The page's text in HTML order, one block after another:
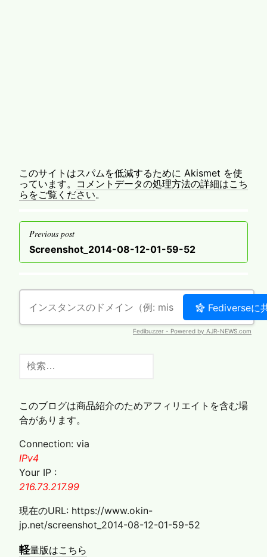
このサイトはスパムを低減するために Akismet を使
っています。 コメントデータの処理方法の詳細はこち
らをご覧ください。
投
稿
ナ
ゲ
ー
シ
ン
Previous post
Previous
Screenshot_2014-08-12-01-59-52
索:
このブログは商品紹介のためアフィリエイトを含む場
合があります。
Connection: via
IPv4
Your IP :
216.73.217.99
現在のURL: https://www.okin-
jp.net/screenshot_2014-08-12-01-59-52
軽量版はこちら